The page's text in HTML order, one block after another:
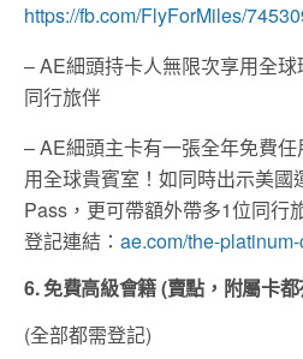
https://fb.com/FlyForMiles/
– AE細頭持卡人無限次享用全
同行旅伴
– AE細頭主卡有一張全年免費
用全球貴賓室！如同時出示美國
Pass，更可帶額外帶多1位同行
登記連結： ae.com/the-
6. 免費高級會籍(賣點，附屬卡
(全部都需登記)